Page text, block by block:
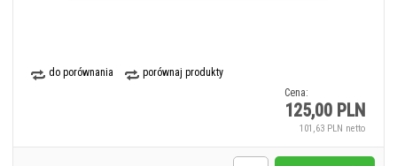
do porównania
porównaj produkty
Cena:
125,00 PLN
101,63 PLN netto